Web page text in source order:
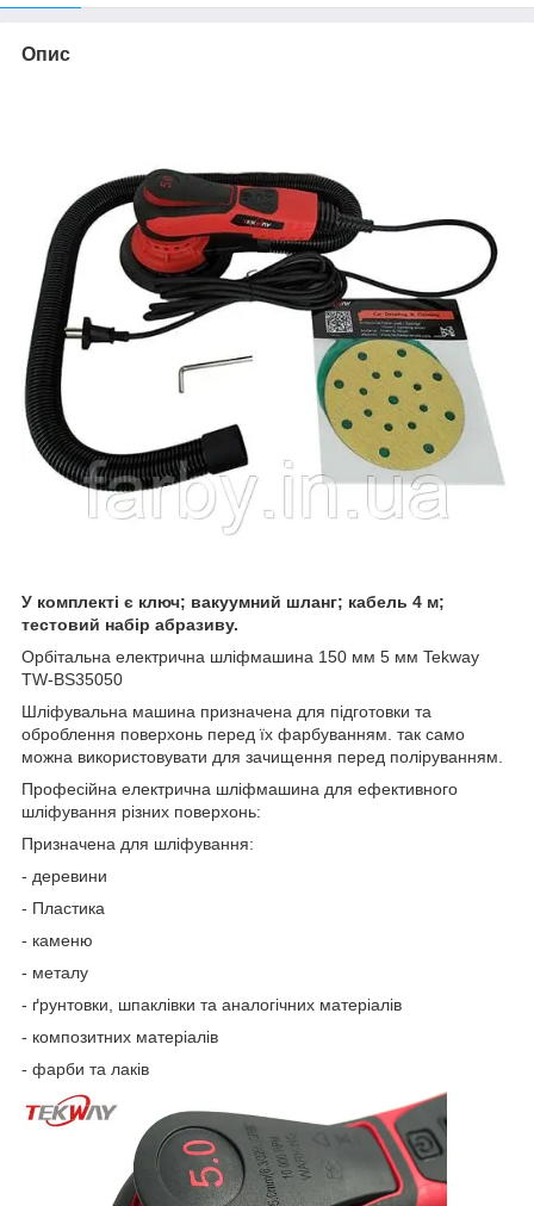
Опис
У комплекті є ключ; вакуумний шланг; кабель 4 м;
тестовий набір абразиву.
Орбітальна електрична шліфмашина 150 мм 5 мм Tekway
TW-BS35050
Шліфувальна машина призначена для підготовки та
оброблення поверхонь перед їх фарбуванням. так само
можна використовувати для зачищення перед поліруванням.
Професійна електрична шліфмашина для ефективного
шліфування різних поверхонь:
Призначена для шліфування:
- деревини
- Пластика
- каменю
- металу
- ґрунтовки, шпаклівки та аналогічних матеріалів
- композитних матеріалів
- фарби та лаків